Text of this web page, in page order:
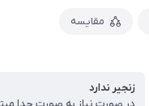
مقایسه
زنجیر ندارد